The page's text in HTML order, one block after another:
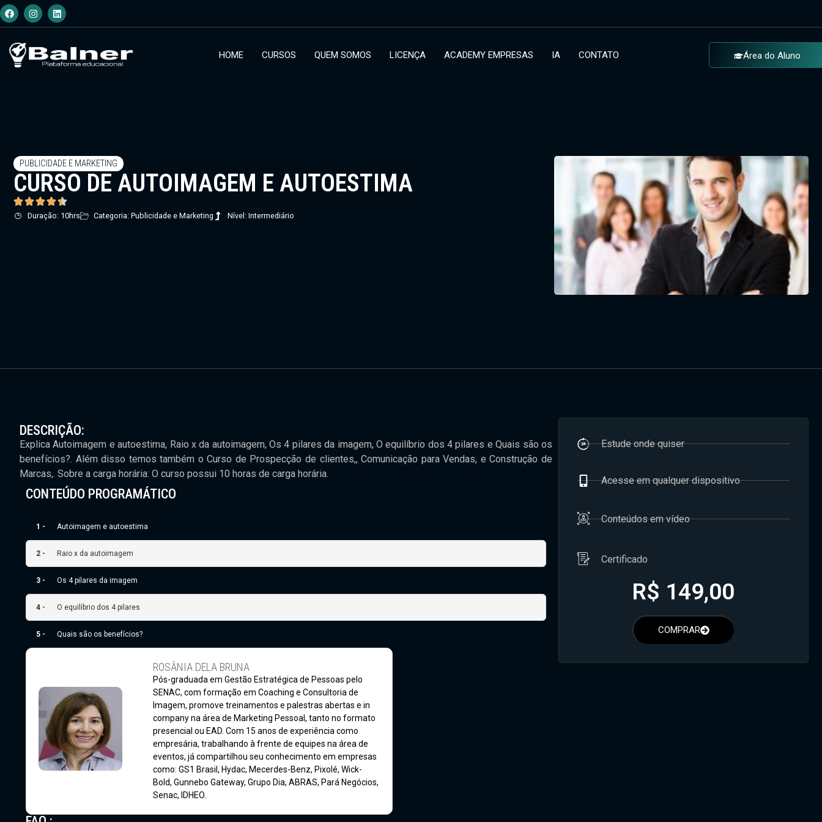
HOME CURSOS QUEM SOMOS LICENÇA ACADEMY EMPRESAS IA CONTATO Área do Aluno
PUBLICIDADE E MARKETING
CURSO DE AUTOIMAGEM E AUTOESTIMA
Duração: 10hrs Categoria: Publicidade e Marketing Nível: Intermediário
DESCRIÇÃO:
Explica Autoimagem e autoestima, Raio x da autoimagem, Os 4 pilares da imagem, O equilíbrio dos 4 pilares e Quais são os
benefícios?. Além disso temos também o Curso de Prospecção de clientes,, Comunicação para Vendas, e Construção de
Marcas,. Sobre a carga horária: O curso possui 10 horas de carga horária.
CONTEÚDO PROGRAMÁTICO
1 - Autoimagem e autoestima
2 - Raio x da autoimagem
3 - Os 4 pilares da imagem
4 - O equilíbrio dos 4 pilares
5 - Quais são os benefícios?
ROSÂNIA DELA BRUNA
Pós-graduada em Gestão Estratégica de Pessoas pelo
SENAC, com formação em Coaching e Consultoria de
Imagem, promove treinamentos e palestras abertas e in
company na área de Marketing Pessoal, tanto no formato
presencial ou EAD. Com 15 anos de experiência como
empresária, trabalhando à frente de equipes na área de
eventos, já compartilhou seu conhecimento em empresas
como: GS1 Brasil, Hydac, Mecerdes-Benz, Pixolé, Wick-
Bold, Gunnebo Gateway, Grupo Dia, ABRAS, Pará Negócios,
Senac, IDHEO.
Estude onde quiser
Acesse em qualquer dispositivo
Conteúdos em vídeo
Certificado
R$ 149,00
COMPRAR